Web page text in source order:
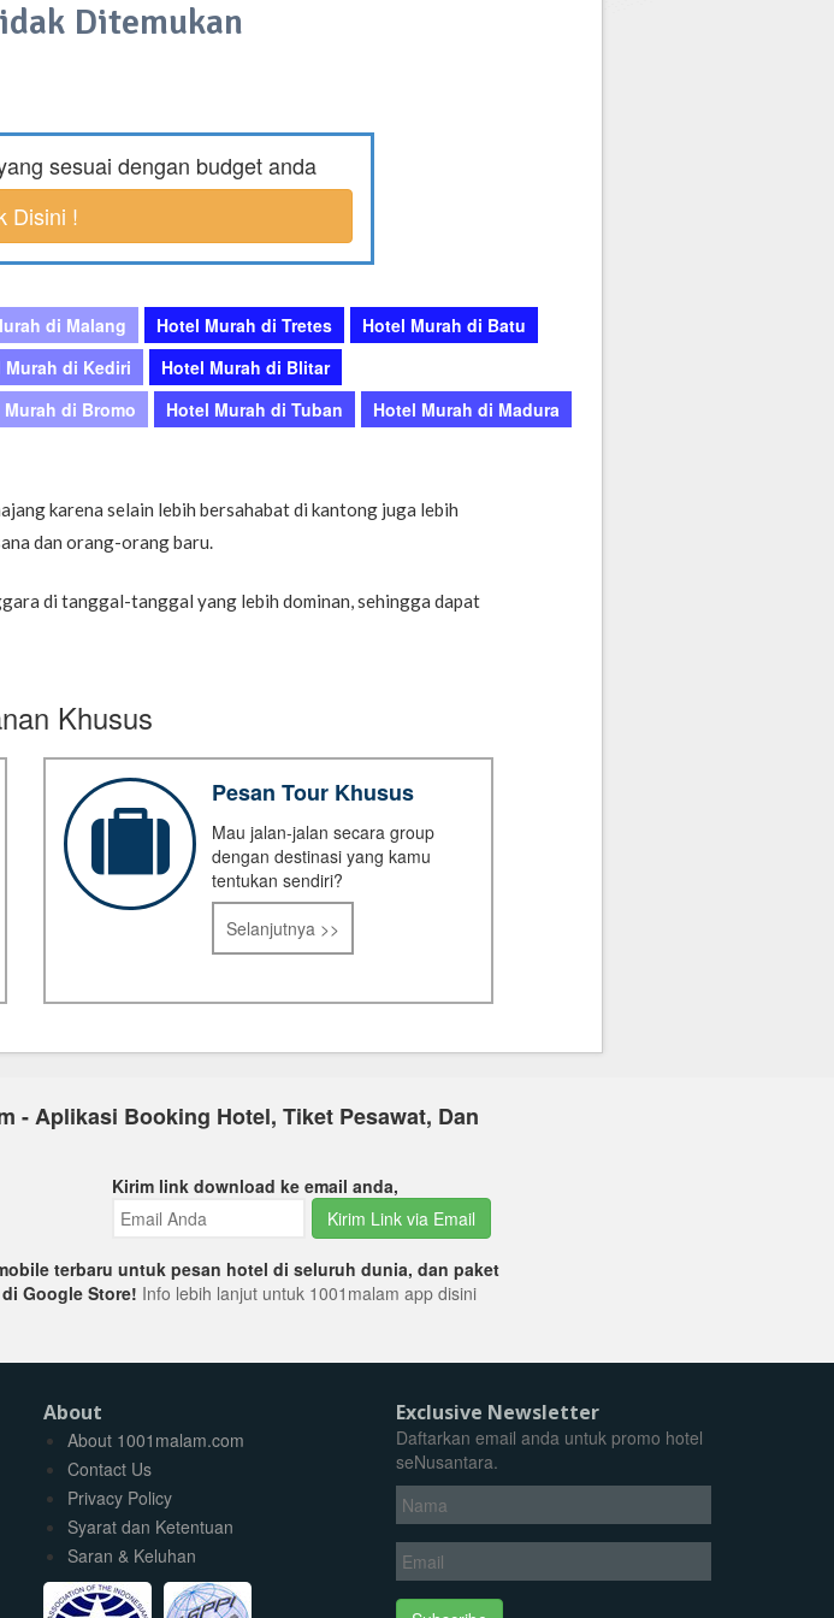
FAQ
Ditemukan
sesuai dengan budget anda
Disini !
di Malang Hotel Murah di Tretes
Hotel Murah di Batu
Murah di Kediri
Hotel Murah di Blitar
Murah di Bromo Hotel Murah di Tuban
Hotel Murah di Madura
karena selain lebih bersahabat di kantong juga lebih
dan orang-orang baru.
di tanggal-tanggal yang lebih dominan, sehingga dapat
Khusus
Pesan Tour Khusus
Mau jalan-jalan secara group
dengan destinasi yang kamu
tentukan sendiri?
Selanjutnya >>
- Aplikasi Booking Hotel, Tiket Pesawat, Dan
Kirim link download ke email anda,
Kirim Link via Email
terbaru untuk pesan hotel di seluruh dunia, dan paket
Google Store! Info lebih lanjut untuk 1001malam app disini
About
About 1001malam.com
Contact Us
Privacy Policy
Syarat dan Ketentuan
Saran & Keluhan
Exclusive Newsletter
Daftarkan email anda untuk promo hotel
seNusantara.